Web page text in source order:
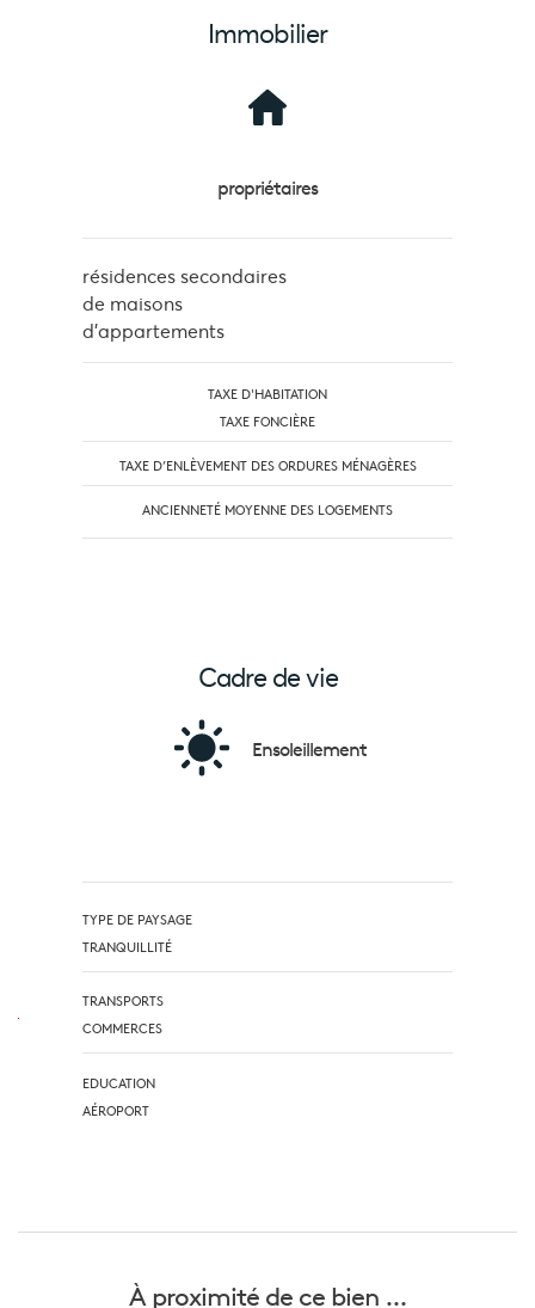
Immobilier
propriétaires
résidences secondaires
de maisons
d'appartements
TAXE D'HABITATION
TAXE FONCIÈRE
TAXE D’ENLÈVEMENT DES ORDURES MÉNAGÈRES
ANCIENNETÉ MOYENNE DES LOGEMENTS
Cadre de vie
Ensoleillement
TYPE DE PAYSAGE
TRANQUILLITÉ
TRANSPORTS
COMMERCES
EDUCATION
AÉROPORT
À proximité de ce bien ...